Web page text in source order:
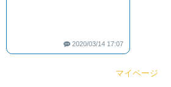
2020/03/14 17:07
マイページ